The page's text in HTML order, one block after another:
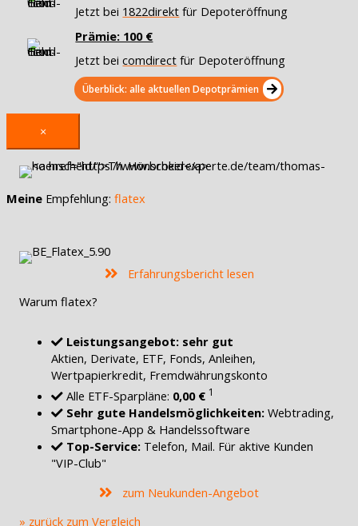
Jetzt bei 1822direkt für Depoteröffnung
Prämie: 100 €
Jetzt beicomdirect für Depoteröffnung
Überblick: alle aktuellen Depotprämien
×
Meine Empfehlung: flatex
Erfahrungsbericht lesen
Warum flatex?
Leistungsangebot: sehr gut
Aktien, Derivate, ETF, Fonds, Anleihen,
Wertpapierkredit, Fremdwährungskonto
Alle ETF-Sparpläne: 0,00 € 1
Sehr gute Handelsmöglichkeiten: Webtrading,
Smartphone-App & Handelssoftware
Top-Service: Telefon, Mail. Für aktive Kunden
"VIP-Club"
zum Neukunden-Angebot
» zurück zum Vergleich